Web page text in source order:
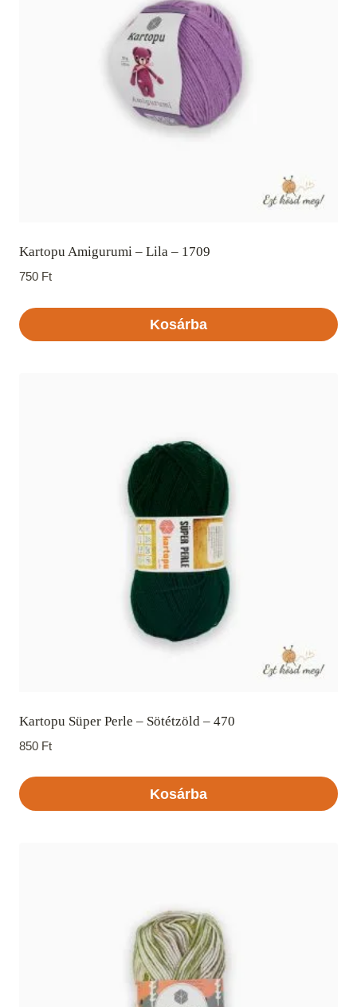
Kartopu Amigurumi – Lila – 1709
750 Ft
Kosárba
Kartopu Süper Perle – Sötétzöld – 470
850 Ft
Kosárba